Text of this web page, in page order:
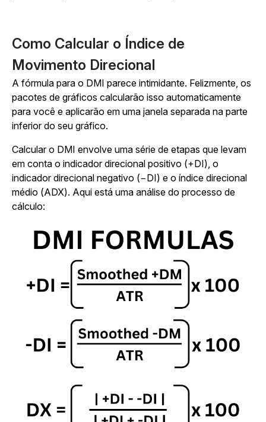
Como Calcular o Índice de
Movimento Direcional
A fórmula para o DMI parece intimidante. Felizmente, os
pacotes de gráficos calcularão isso automaticamente
para você e aplicarão em uma janela separada na parte
inferior do seu gráfico.
Calcular o DMI envolve uma série de etapas que levam
em conta o indicador direcional positivo (+DI), o
indicador direcional negativo (−DI) e o índice direcional
médio (ADX). Aqui está uma análise do processo de
cálculo: